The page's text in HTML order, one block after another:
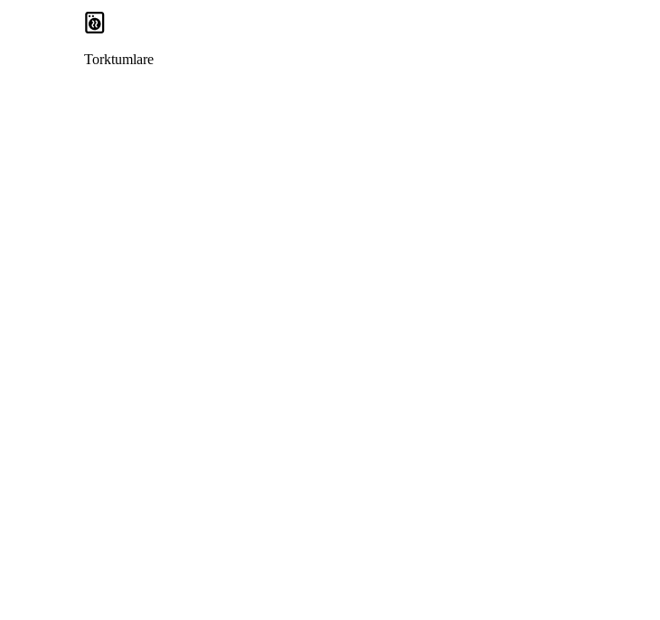
Torktumlare